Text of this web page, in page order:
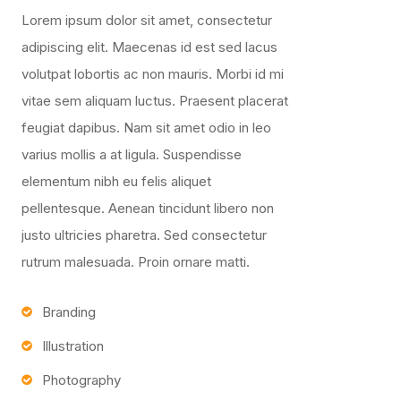
Lorem ipsum dolor sit amet, consectetur
adipiscing elit. Maecenas id est sed lacus
volutpat lobortis ac non mauris. Morbi id mi
vitae sem aliquam luctus. Praesent placerat
feugiat dapibus. Nam sit amet odio in leo
varius mollis a at ligula. Suspendisse
elementum nibh eu felis aliquet
pellentesque. Aenean tincidunt libero non
justo ultricies pharetra. Sed consectetur
rutrum malesuada. Proin ornare matti.
Branding
Illustration
Photography